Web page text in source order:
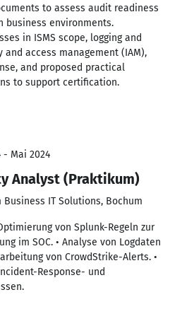
to assess audit readiness
business environments.
in ISMS scope, logging and
access management (IAM),
and proposed practical
to support certification.
- Mai 2024
Analyst (Praktikum)
Business IT Solutions, Bochum
von Splunk-Regeln zur
im SOC. • Analyse von Logdaten
von CrowdStrike-Alerts. •
Response- und